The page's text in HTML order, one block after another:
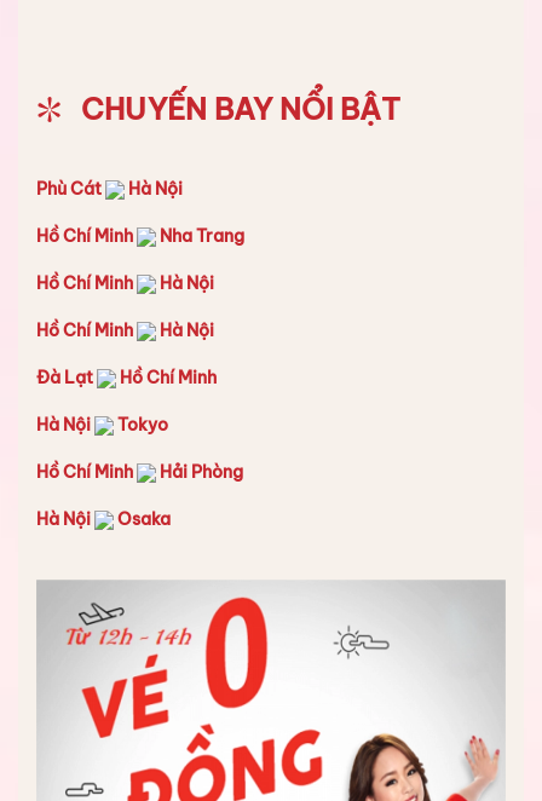
CHUYẾN BAY NỔI BẬT
Phù Cát Hà Nội
Hồ Chí Minh Nha Trang
Hồ Chí Minh Hà Nội
Hồ Chí Minh Hà Nội
Đà Lạt Hồ Chí Minh
Hà Nội Tokyo
Hồ Chí Minh Hải Phòng
Hà Nội Osaka